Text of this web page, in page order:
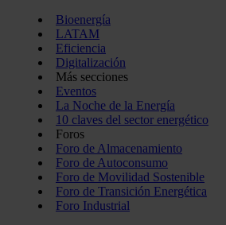
Bioenergía
LATAM
Eficiencia
Digitalización
Más secciones
Eventos
La Noche de la Energía
10 claves del sector energético
Foros
Foro de Almacenamiento
Foro de Autoconsumo
Foro de Movilidad Sostenible
Foro de Transición Energética
Foro Industrial